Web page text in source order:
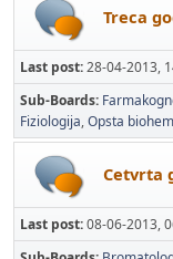
Treca
Last post:28-04-2013,
Sub-Boards
Fiziologija Opsta
Cetvrta
Last post:08-06-2013,